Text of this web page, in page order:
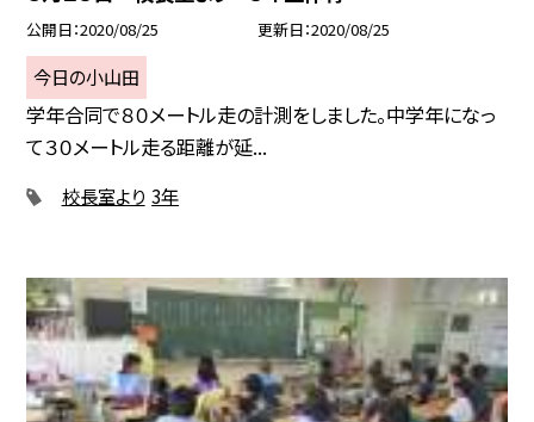
公開日 2020/08/25 更新日 2020/08/25
今日の小山田
学年合同で８０メートル走の計測をしました。中学年になっ
て３０メートル走る距離が延...
校長室より 3年